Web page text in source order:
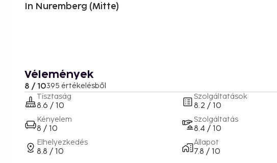
In Nuremberg (Mitte)
Vélemények
8 / 10395 értékelésből
Tisztaság
8.6 / 10
Kényelem
8 / 10
Elhelyezkedés
8.8 / 10
Szolgáltatások
8.2 / 10
Szolgáltatás
8.4 / 10
Állapot
7.8 / 10